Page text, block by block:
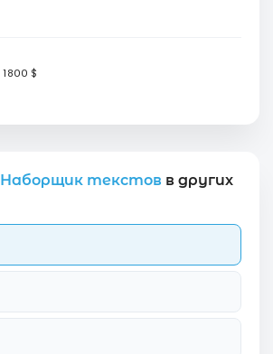
1800 $
Наборщик текстов в других